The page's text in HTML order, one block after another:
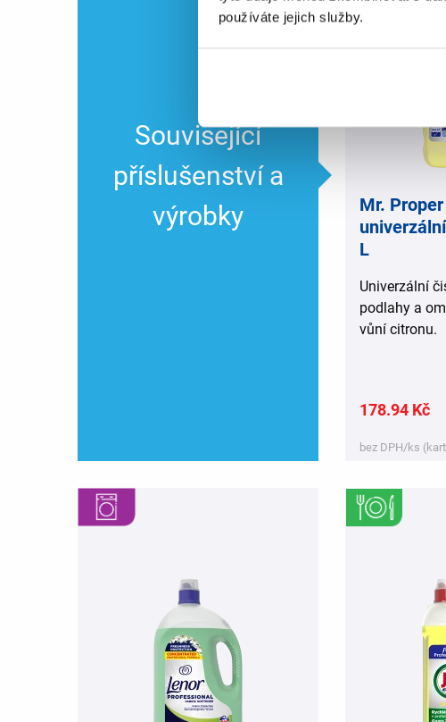
používáte jejich služby.
Související
příslušenství a
výrobky
Mr.
L
Univerzální
podlahy a
vůní citronu.
178.94 Kč
bez DPH/ks